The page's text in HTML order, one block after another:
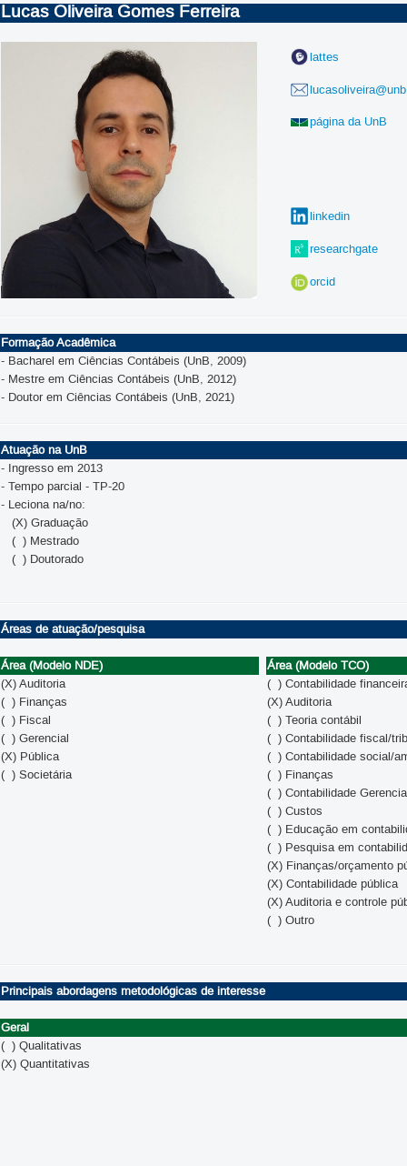
Lucas Oliveira Gomes Ferreira
lattes
página da UnB
linkedin
researchgate
orcid
Formação Acadêmica
- Bacharel em Ciências Contábeis (UnB, 2009)
- Mestre em Ciências Contábeis (UnB, 2012)
- Doutor em Ciências Contábeis (UnB, 2021)
Atuação na UnB
- Ingresso em 2013
- Tempo parcial - TP-20
- Leciona na/no:
(X) Graduação
( ) Mestrado
( ) Doutorado
Áreas de atuação/pesquisa
Área (Modelo NDE)
Área (Modelo TCO)
(X) Auditoria
( ) Contabilidade
( ) Finanças
(X) Auditoria
( ) Fiscal
( ) Teoria contábil
( ) Gerencial
( ) Contabilidade fiscal/
(X) Pública
( ) Contabilidade social/
( ) Societária
( ) Finanças
( ) Contabilidade
( ) Custos
( ) Educação em
( ) Pesquisa em
(X) Finanças/orçamento
(X) Contabilidade pública
(X) Auditoria e controle
( ) Outro
Principais abordagens metodológicas de interesse
Geral
( ) Qualitativas
(X) Quantitativas